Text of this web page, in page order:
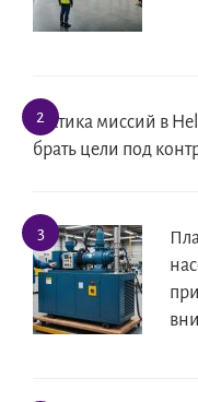
Тактика миссий в
брать цели под